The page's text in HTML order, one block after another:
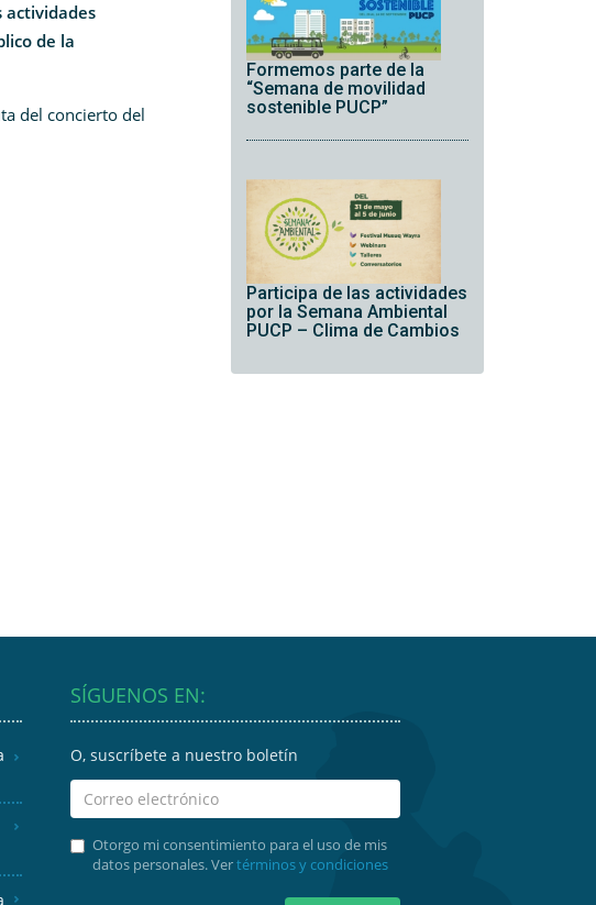
actividades
de la
del concierto del
Formemos parte de la
“Semana de movilidad
sostenible PUCP”
Participa de las actividades
por la Semana Ambiental
PUCP – Clima de Cambios
SÍGUENOS EN:
O, suscríbete a nuestro boletín
Otorgo mi consentimiento para el uso de mis
datos personales. Vertérminos y condiciones